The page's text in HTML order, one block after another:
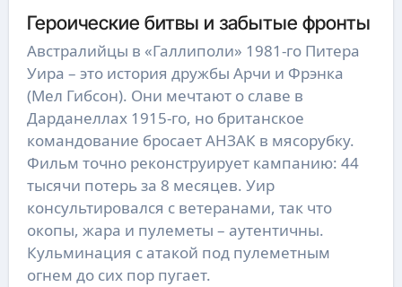
Героические битвы и забытые фронты
Австралийцы в «Галлиполи» 1981-го Питера
Уира – это история дружбы Арчи и Фрэнка
(Мел Гибсон). Они мечтают о славе в
Дарданеллах 1915-го, но британское
командование бросает АНЗАК в мясорубку.
Фильм точно реконструирует кампанию: 44
тысячи потерь за 8 месяцев. Уир
консультировался с ветеранами, так что
окопы, жара и пулеметы – аутентичны.
Кульминация с атакой под пулеметным
огнем до сих пор пугает.